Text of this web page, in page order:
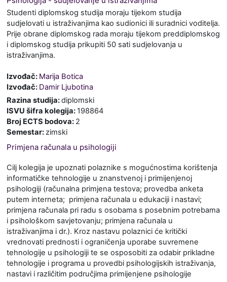
Studenti diplomskog studija moraju tijekom studija
sudjelovati u istraživanjima kao sudionici ili suradnici voditelja.
Prije obrane diplomskog rada moraju tijekom preddiplomskog
i diplomskog studija prikupiti 50 sati sudjelovanja u
istraživanjima.
Izvođač: Marija Botica
Izvođač: Damir Ljubotina
Razina studija:diplomski
ISVU šifra kolegija: 198864
Broj ECTS bodova: 2
Semestar:zimski
Primjena računala u psihologiji
Cilj kolegija je upoznati polaznike s mogućnostima korištenja
informatičke tehnologije u znanstvenoj i primijenjenoj
psihologiji (računalna primjena testova; provedba anketa
putem interneta; primjena računala u edukaciji i nastavi;
primjena računala pri radu s osobama s posebnim potrebama
i psihološkom savjetovanju; primjena računala u
istraživanjima i dr.). Kroz nastavu polaznici će kritički
vrednovati prednosti i ograničenja uporabe suvremene
tehnologije u psihologiji te se osposobiti za odabir prikladne
tehnologije i programa u provedbi psihologijskih istraživanja,
nastavi i različitim područjima primijenjene psihologije